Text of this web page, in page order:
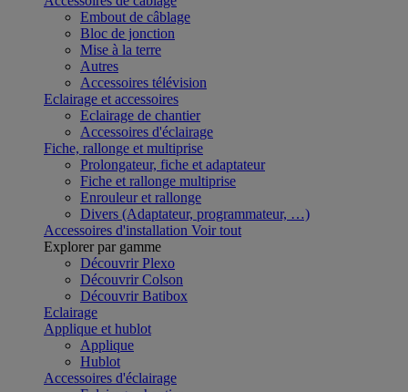
Embout de câblage
Bloc de jonction
Mise à la terre
Autres
Accessoires télévision
Eclairage et accessoires
Eclairage de chantier
Accessoires d'éclairage
Fiche, rallonge et multiprise
Prolongateur, fiche et adaptateur
Fiche et rallonge multiprise
Enrouleur et rallonge
Divers (Adaptateur, programmateur, …)
Accessoires d'installation Voir tout
Explorer par gamme
Découvrir Plexo
Découvrir Colson
Découvrir Batibox
Eclairage
Applique et hublot
Applique
Hublot
Accessoires d'éclairage